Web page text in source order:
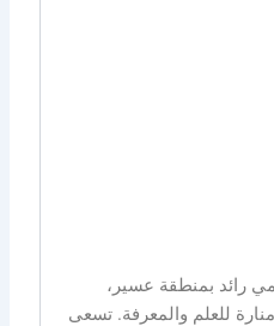
رائد بمنطقة عسير،
لتكون منارة للعلم والمعرفة. تسعى